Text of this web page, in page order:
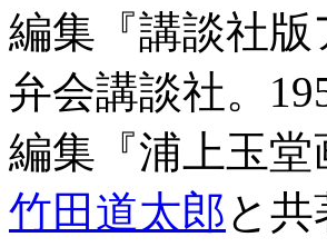
編集『講談社
弁会講談社。
編集『浦上玉
竹田道太郎と